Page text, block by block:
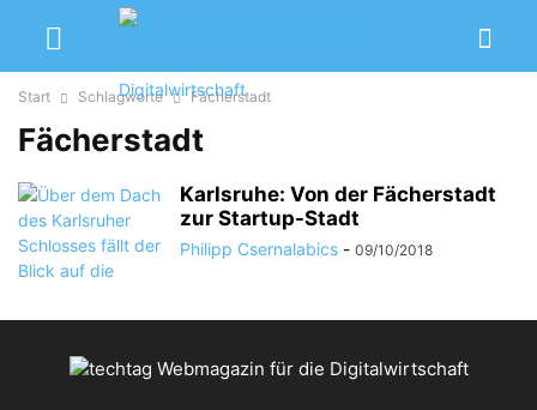
Start Schlagworte Fächerstadt
Fächerstadt
Karlsruhe: Von der Fächerstadt
zur Startup-Stadt
Philipp Csernalabics - 09/10/2018